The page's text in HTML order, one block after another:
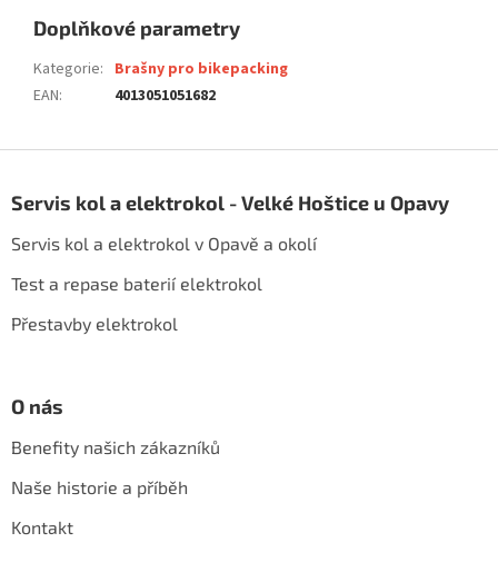
Doplňkové parametry
Kategorie: Brašny pro bikepacking
EAN: 4013051051682
pServis kol a elektrokol - Velké Hoštice u Opavy
Servis kol a elektrokol v Opavě a okolí
Test a repase baterií elektrokol
Přestavby elektrokol
O nás
Benefity našich zákazníků
Naše historie a příběh
Kontakt